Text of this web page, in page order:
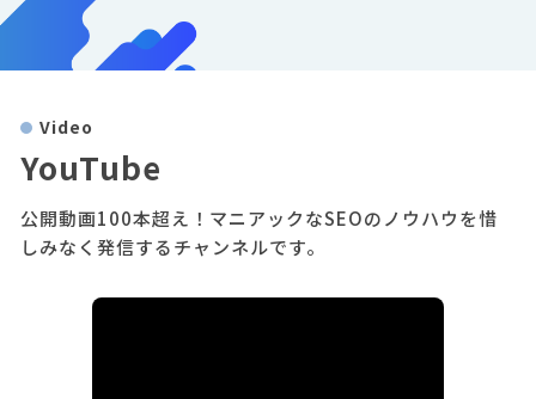
Video
YouTube
公開動画100本超え！マニアックなSEOのノウハウを惜
しみなく発信するチャンネルです。